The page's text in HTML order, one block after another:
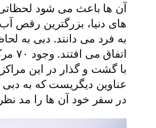
آن ها باعث می شود لحظاتی
های دنیا، بزرگترین رقص
به فرد می دانند. دبی به
با گشت و گذار در این مراکز
عناوین دیگریست که به دبی
در سفر خود آن ها را مد